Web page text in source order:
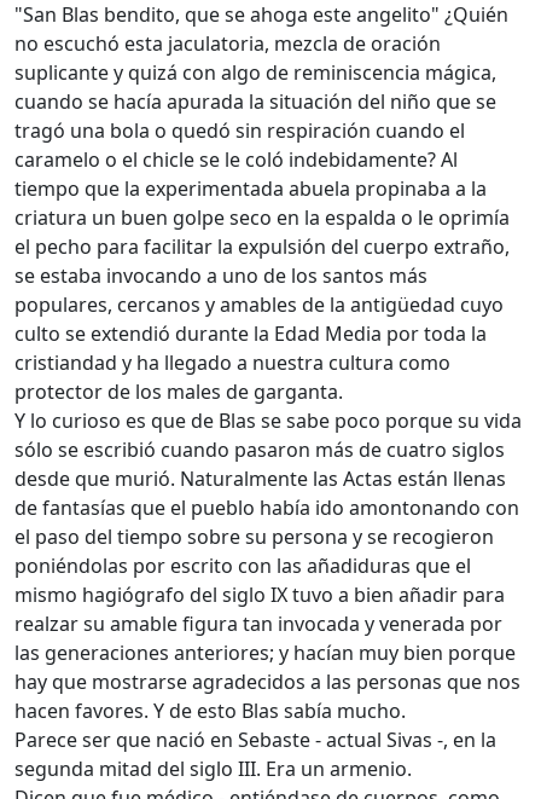
"San Blas bendito, que se ahoga este angelito" ¿Quién
no escuchó esta jaculatoria, mezcla de oración
suplicante y quizá con algo de reminiscencia mágica,
cuando se hacía apurada la situación del niño que se
tragó una bola o quedó sin respiración cuando el
caramelo o el chicle se le coló indebidamente? Al
tiempo que la experimentada abuela propinaba a la
criatura un buen golpe seco en la espalda o le oprimía
el pecho para facilitar la expulsión del cuerpo extraño,
se estaba invocando a uno de los santos más
populares, cercanos y amables de la antigüedad cuyo
culto se extendió durante la Edad Media por toda la
cristiandad y ha llegado a nuestra cultura como
protector de los males de garganta.
Y lo curioso es que de Blas se sabe poco porque su vida
sólo se escribió cuando pasaron más de cuatro siglos
desde que murió. Naturalmente las Actas están llenas
de fantasías que el pueblo había ido amontonando con
el paso del tiempo sobre su persona y se recogieron
poniéndolas por escrito con las añadiduras que el
mismo hagiógrafo del siglo IX tuvo a bien añadir para
realzar su amable figura tan invocada y venerada por
las generaciones anteriores; y hacían muy bien porque
hay que mostrarse agradecidos a las personas que nos
hacen favores. Y de esto Blas sabía mucho.
Parece ser que nació en Sebaste - actual Sivas -, en la
segunda mitad del siglo III. Era un armenio.